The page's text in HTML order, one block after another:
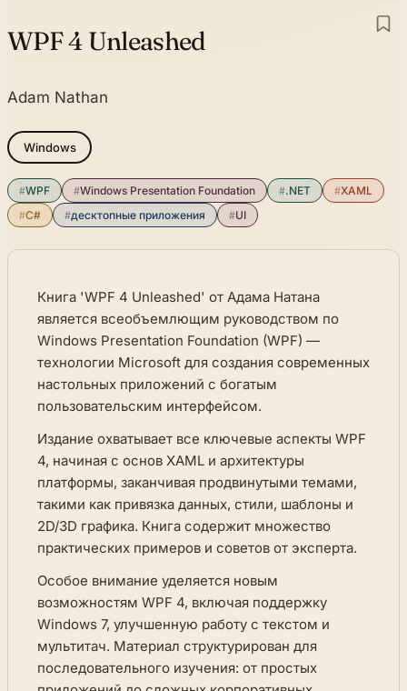
WPF 4 Unleashed
Adam Nathan
Windows
#WPF #Windows Presentation Foundation #.NET #XAML
#C# #десктопные приложения #UI
Книга 'WPF 4 Unleashed' от Адама Натана
является всеобъемлющим руководством по
Windows Presentation Foundation (WPF) —
технологии Microsoft для создания современных
настольных приложений с богатым
пользовательским интерфейсом.
Издание охватывает все ключевые аспекты WPF
4, начиная с основ XAML и архитектуры
платформы, заканчивая продвинутыми темами,
такими как привязка данных, стили, шаблоны и
2D/3D графика. Книга содержит множество
практических примеров и советов от эксперта.
Особое внимание уделяется новым
возможностям WPF 4, включая поддержку
Windows 7, улучшенную работу с текстом и
мультитач. Материал структурирован для
последовательного изучения: от простых